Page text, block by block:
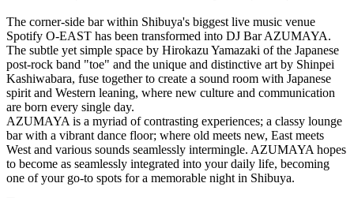
The corner-side bar within Shibuya's biggest live music venue
Spotify O-EAST has been transformed into DJ Bar AZUMAYA.
The subtle yet simple space by Hirokazu Yamazaki of the Japanese
post-rock band "toe" and the unique and distinctive art by Shinpei
Kashiwabara, fuse together to create a sound room with Japanese
spirit and Western leaning, where new culture and communication
are born every single day.
AZUMAYA is a myriad of contrasting experiences; a classy lounge
bar with a vibrant dance floor; where old meets new, East meets
West and various sounds seamlessly intermingle. AZUMAYA hopes
to become as seamlessly integrated into your daily life, becoming
one of your go-to spots for a memorable night in Shibuya.